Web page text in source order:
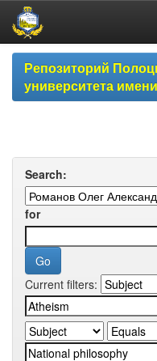
Skip
navigationРепозиторий
университета
Search:
for
Current filters: